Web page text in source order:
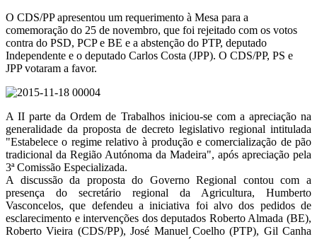
O CDS/PP apresentou um requerimento à Mesa para a
comemoração do 25 de novembro, que foi rejeitado com os votos
contra do PSD, PCP e BE e a abstenção do PTP, deputado
Independente e o deputado Carlos Costa (JPP). O CDS/PP, PS e
JPP votaram a favor.
A II parte da Ordem de Trabalhos iniciou-se com a apreciação na
generalidade da proposta de decreto legislativo regional intitulada
"Estabelece o regime relativo à produção e comercialização de pão
tradicional da Região Autónoma da Madeira", após apreciação pela
3ª Comissão Especializada.
A discussão da proposta do Governo Regional contou com a
presença do secretário regional da Agricultura, Humberto
Vasconcelos, que defendeu a iniciativa foi alvo dos pedidos de
esclarecimento e intervenções dos deputados Roberto Almada (BE),
Roberto Vieira (CDS/PP), José Manuel Coelho (PTP), Gil Canha